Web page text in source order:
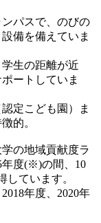
パスで、のびの
備を備えていま
生の距離が近
ートしていま
定こども園）ま
的。
の地域貢献度ラ
年度(※)の間、10
しています。
年度、2020年